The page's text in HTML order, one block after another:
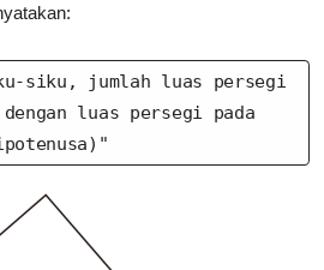
siku, jumlah luas persegi
dengan luas persegi pada